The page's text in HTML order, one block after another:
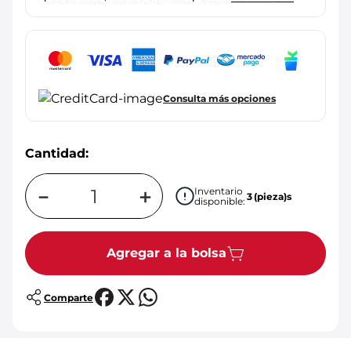
Consulta más opciones
Cantidad:
＋
－
Inventario
disponible: 3(pieza)s
Agregar a la bolsa
Comparte